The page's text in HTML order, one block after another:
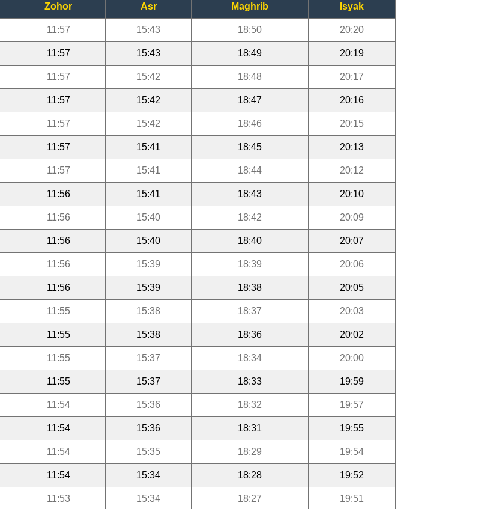
Zohor Asr Maghrib Isyak
11:57 15:43 18:50 20:20
11:57 15:43 18:49 20:19
11:57 15:42 18:48 20:17
11:57 15:42 18:47 20:16
11:57 15:42 18:46 20:15
11:57 15:41 18:45 20:13
11:57 15:41 18:44 20:12
11:56 15:41 18:43 20:10
11:56 15:40 18:42 20:09
11:56 15:40 18:40 20:07
11:56 15:39 18:39 20:06
11:56 15:39 18:38 20:05
11:55 15:38 18:37 20:03
11:55 15:38 18:36 20:02
11:55 15:37 18:34 20:00
11:55 15:37 18:33 19:59
11:54 15:36 18:32 19:57
11:54 15:36 18:31 19:55
11:54 15:35 18:29 19:54
11:54 15:34 18:28 19:52
11:53 15:34 18:27 19:51